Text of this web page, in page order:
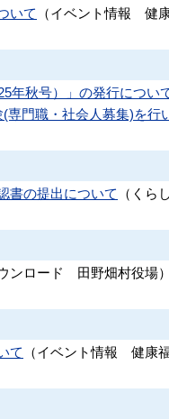
いて
（イベント情報 健
年秋号）」の発行につい
専門職・社会人募集)を行
書の提出について （ くら
ンロード 田野畑村役場）
て （イベント情報 健康